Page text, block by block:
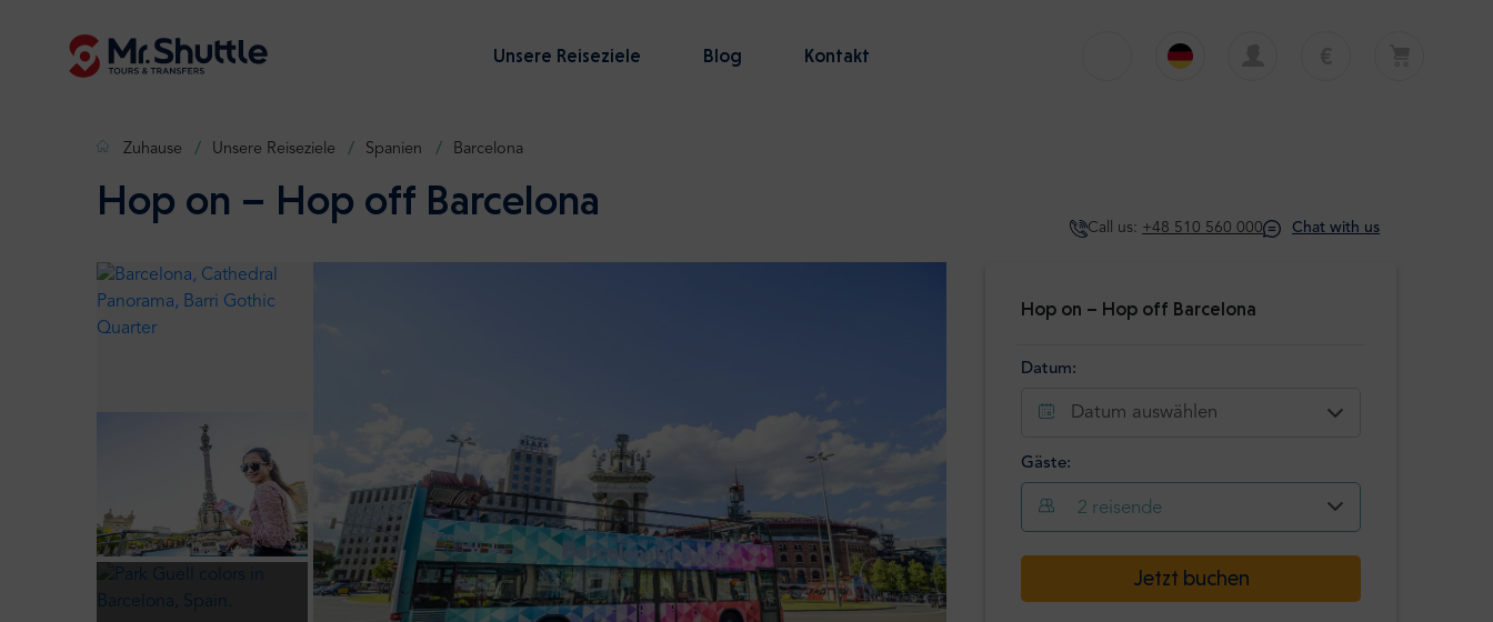
Unsere Reiseziele Blog Kontakt
Deutsch
Español
Zuhause Unsere Reiseziele Spanien Barcelona
Hop on – Hop off Barcelona
Call us: +48 510 560 000 Chat with us
Hop on – Hop off Barcelona
Datum:
Datum auswählen
Gäste:
2 reisende
Erwachsene -
Jetzt buchen